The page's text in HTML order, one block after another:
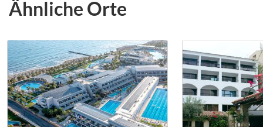
Ähnliche Orte